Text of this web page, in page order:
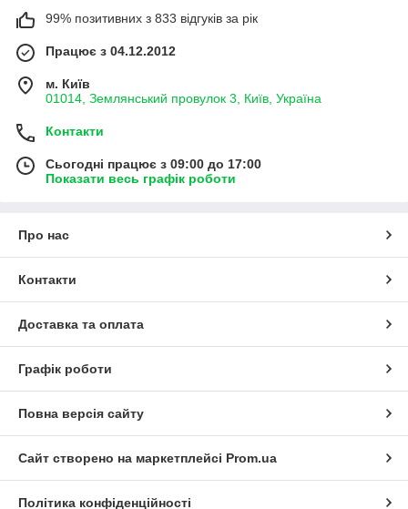
99% позитивних з 833 відгуків за рік
Працює з 04.12.2012
м. Київ
01014, Землянський провулок 3, Київ, Україна
Контакти
Сьогодні працює з 09:00 до 17:00
Показати весь графік роботи
Про нас
Контакти
Доставка та оплата
Графік роботи
Повна версія сайту
Сайт створено на маркетплейсі Prom.ua
Політика конфіденційності